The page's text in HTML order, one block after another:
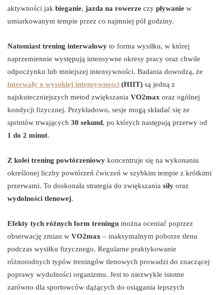
aktywności jak bieganie, jazda na rowerze czy pływanie w
umiarkowanym tempie przez co najmniej pół godziny.
Natomiast trening interwałowy to forma wysiłku, w której
naprzemiennie występują intensywne okresy pracy oraz chwile
odpoczynku lub mniejszej intensywności. Badania dowodzą, że
interwały o wysokiej intensywności (HIIT) są jedną z
najskuteczniejszych metod zwiększania VO2max oraz ogólnej
kondycji fizycznej. Przykładowo, sesje mogą składać się ze
sprintów trwających 30 sekund, po których następują przerwy od
1 do 2 minut.
Z kolei trening powtórzeniowy koncentruje się na wykonaniu
określonej liczby powtórzeń ćwiczeń w szybkim tempie z krótkimi
przerwami. To doskonała strategia do zwiększania siły oraz
wydolności tlenowej.
Efekty tych różnych form treningu można oceniać poprzez
obserwację zmian w VO2max – maksymalnym poborze tlenu
podczas wysiłku fizycznego. Regularne praktykowanie
różnorodnych typów treningów tlenowych prowadzi do znaczącej
poprawy wydolności organizmu. Jest to niezwykle istotne
zarówno dla sportowców dążących do osiągania lepszych